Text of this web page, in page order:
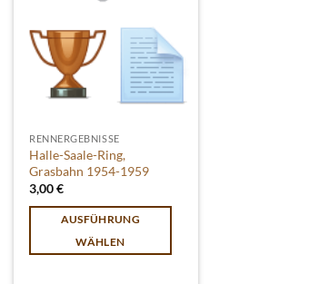
RENNERGEBNISSE
Halle-Saale-Ring,
Grasbahn 1954-1959
3,00€
AUSFÜHRUNG
WÄHLEN